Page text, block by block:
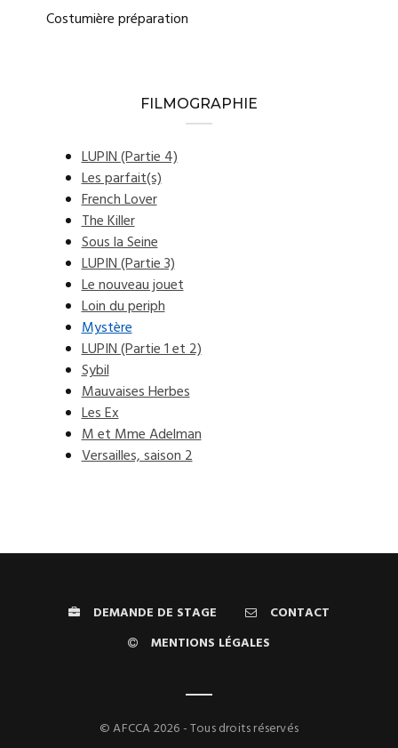
Costumière préparation
FILMOGRAPHIE
LUPIN (Partie 4)
Les parfait(s)
French Lover
The Killer
Sous la Seine
LUPIN (Partie 3)
Le nouveau jouet
Loin du periph
Mystère
LUPIN (Partie 1 et 2)
Sybil
Mauvaises Herbes
Les Ex
M et Mme Adelman
Versailles, saison 2
DEMANDE DE STAGE
CONTACT
MENTIONS LÉGALES
© AFCCA 2026 - Tous droits réservés